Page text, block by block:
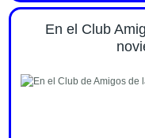
En el Club